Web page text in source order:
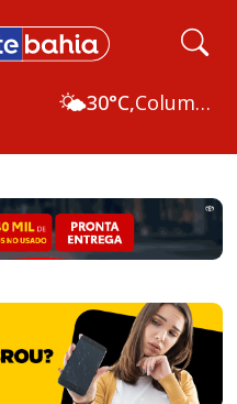
🌤️30°C, Columbus